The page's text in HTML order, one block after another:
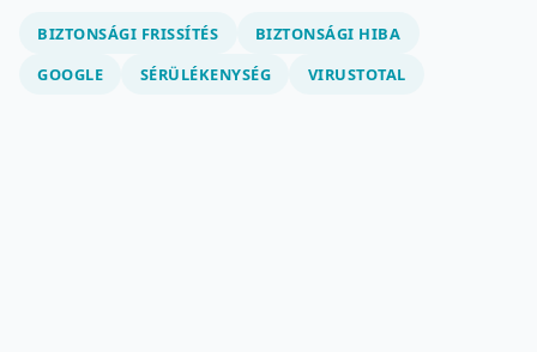
BIZTONSÁGI FRISSÍTÉS
BIZTONSÁGI HIBA
GOOGLE
SÉRÜLÉKENYSÉG VIRUSTOTAL